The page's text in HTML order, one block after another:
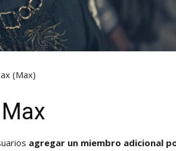
(Max)
agregar un miembro adicional